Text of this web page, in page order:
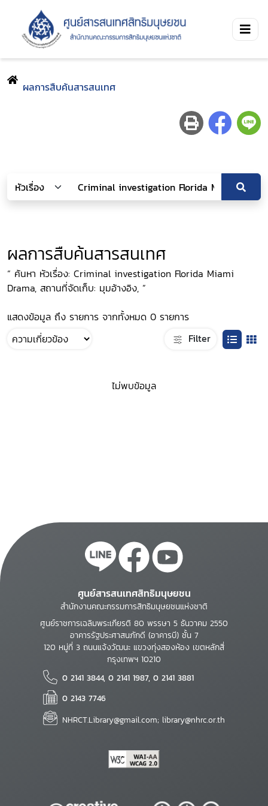
ผลการสืบค้นสารสนเทศ
ผลการสืบค้นสารสนเทศ
“ ค้นหา หัวเรื่อง: Criminal investigation Florida Miami
Drama, สถานที่จัดเก็บ: มุมอ้างอิง, ”
แสดงข้อมูล ถึง รายการ จากทั้งหมด 0 รายการ
Filter
ไม่พบข้อมูล
ศูนย์สารสนเทศสิทธิมนุษยชน
สำนักงานคณะกรรมการสิทธิมนุษยชนแห่งชาติ
ศูนย์ราชการเฉลิมพระเกียรติ 80 พรรษา 5 ธันวาคม 2550
อาคารรัฐประศาสนภักดี (อาคารบี) ชั้น 7
120 หมู่ที่ 3 ถนนแจ้งวัฒนะ แขวงทุ่งสองห้อง เขตหลักสี่
กรุงเทพฯ 10210
0 2141 3844, 0 2141 1987, 0 2141 3881
0 2143 7746
NHRCT.Library@gmail.com; library@nhrc.or.th